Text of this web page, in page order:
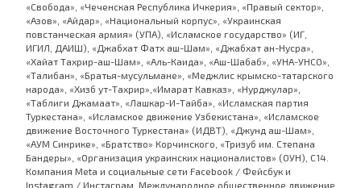
«Свобода», «Чеченская Республика Ичкерия», «Правый сектор»,
«Азов», «Айдар», «Национальный корпус», «Украинская
повстанческая армия» (УПА), «Исламское государство» (ИГ,
ИГИЛ, ДАИШ), «Джабхат Фатх аш-Шам», «Джабхат ан-Нусра»,
«Хайат Тахрир-аш-Шам», «Аль-Каида», «Аш-Шабаб», «УНА-УНСО»,
«Талибан», «Братья-мусульмане», «Меджлис крымско-татарского
народа», «Хизб ут-Тахрир»,«Имарат Кавказ», «Нурджулар»,
«Таблиги Джамаат», «Лашкар-И-Тайба», «Исламская партия
Туркестана», «Исламское движение Узбекистана», «Исламское
движение Восточного Туркестана» (ИДВТ), «Джунд аш-Шам»,
«АУМ Синрике», «Братство» Корчинского, «Тризуб им. Степана
Бандеры», «Организация украинских националистов» (ОУН), С14.
Компания Meta и социальные сети Facebook / Фейсбук и
Instagram / Инстаграм, Международное общественное движение